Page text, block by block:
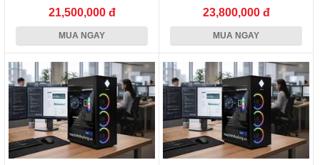
21,500,000 đ
MUA NGAY
23,800,000 đ
MUA NGAY